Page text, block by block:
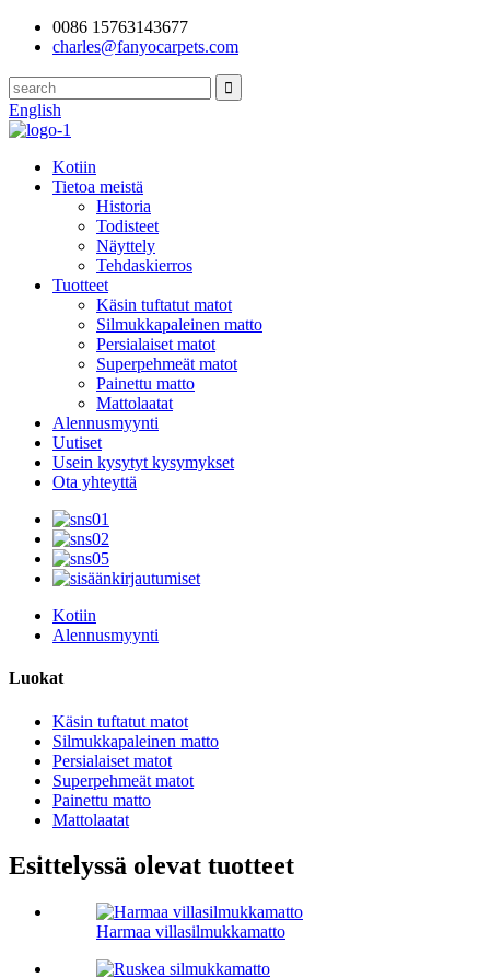
0086 15763143677
charles@fanyocarpets.com
English
Kotiin
Tietoa meistä
Historia
Todisteet
Näyttely
Tehdaskierros
Tuotteet
Käsin tuftatut matot
Silmukkapaleinen matto
Persialaiset matot
Superpehmeät matot
Painettu matto
Mattolaatat
Alennusmyynti
Uutiset
Usein kysytyt kysymykset
Ota yhteyttä
Kotiin
Alennusmyynti
Luokat
Käsin tuftatut matot
Silmukkapaleinen matto
Persialaiset matot
Superpehmeät matot
Painettu matto
Mattolaatat
Esittelyssä olevat tuotteet
Harmaa villasilmukkamatto